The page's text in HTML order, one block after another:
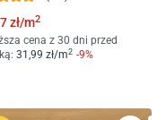
zł/m2
cena z 30 dni przed
31 ,99 zł/m2 -9%